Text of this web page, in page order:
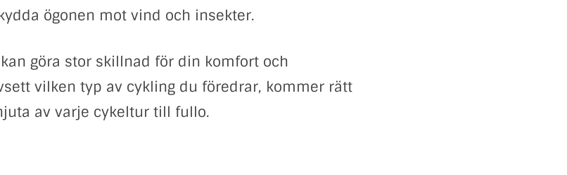
ögonen mot vind och insekter.
göra stor skillnad för din komfort och
vilken typ av cykling du föredrar, kommer rätt
av varje cykeltur till fullo.